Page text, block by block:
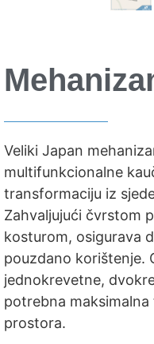
Veliki Japan
multifunkcionalne
transformaciju iz
Zahvaljujući čvrstom
kosturom, osigurava
pouzdano korištenje.
jednokrevetne,
potrebna
prostora.